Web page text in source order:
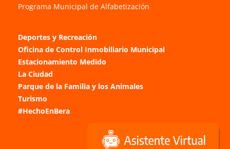
Programa Municipal de Alfabetización
Deportes y Recreación
Oficina de Control Inmobiliario Municipal
Estacionamiento Medido
La Ciudad
Parque de la Familia y los Animales
Turismo
#HechoEnBera